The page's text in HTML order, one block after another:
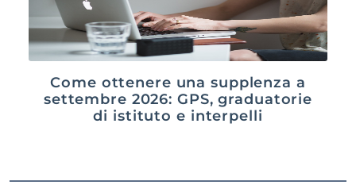
Come ottenere una supplenza a
settembre 2026: GPS, graduatorie
di istituto e interpelli